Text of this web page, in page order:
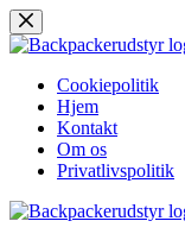
Skip
to
Cookiepolitik
Hjem
Kontakt
Om os
Privatlivspolitik